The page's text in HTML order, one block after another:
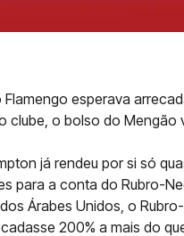
esperava
clube, o bolso do Mengão
já rendeu por si só
para a conta do Rubro-
Árabes Unidos, o
200% a mais do